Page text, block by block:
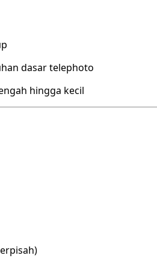
dasar telephoto
hingga kecil